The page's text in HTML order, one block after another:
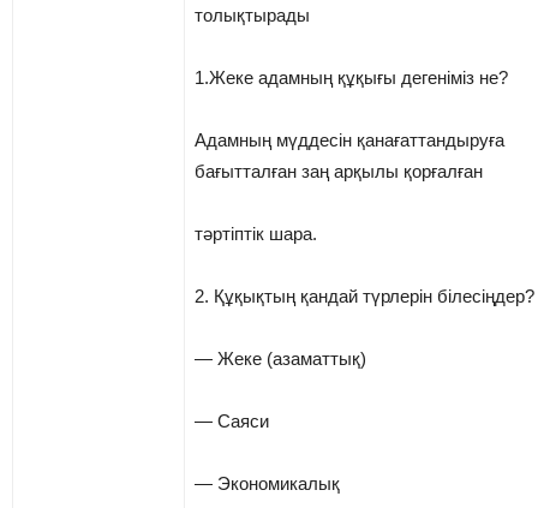
толықтырады
1.Жеке адамның құқығы дегеніміз не?
Адамның мүддесін қанағаттандыруға
бағытталған заң арқылы қорғалған
тәртіптік шара.
2. Құқықтың қандай түрлерін білесіңдер?
— Жеке (азаматтық)
— Саяси
— Экономикалық